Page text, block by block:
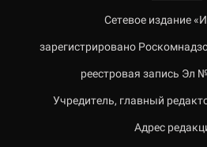
Сетевое издание
зарегистрировано
реестровая запись Эл
Учредитель, главный
Адрес